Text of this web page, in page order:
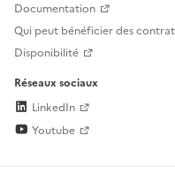
Documentation
Qui peut bénéficier des
Disponibilité
Réseaux sociaux
LinkedIn
Youtube